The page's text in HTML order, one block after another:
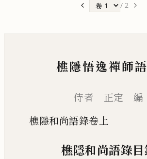
/ 2
樵隱悟逸禪師
侍者 正定 編
樵隱和尚語錄卷上
樵隱和尚語錄